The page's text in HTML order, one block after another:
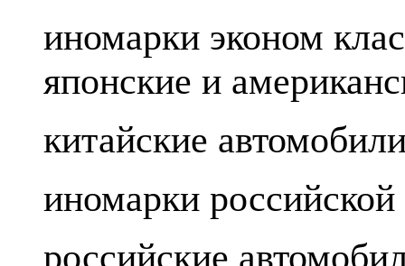
иномарки эконом
японские и
китайские
иномарки
российские